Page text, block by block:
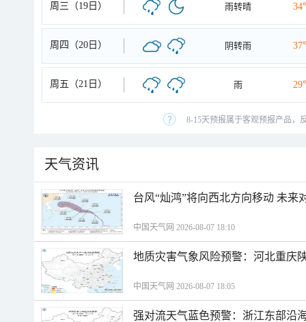
周三（19日） 雨转晴
周四（20日） 阴转雨
周五（21日） 雨
8-15天预报属于客观预报产品，
天气资讯
台风“灿鸿”将向西北方向移动 未来
中国天气网 2026-08-07 18:10
地质灾害气象风险预警：河北重庆
中国天气网 2026-08-07 18:05
强对流天气蓝色预警：浙江东部沿